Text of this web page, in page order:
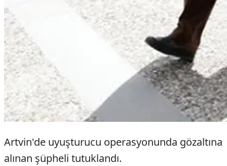
Artvin'de uyuşturucu operasyonunda gözaltına
alınan şüpheli tutuklandı.